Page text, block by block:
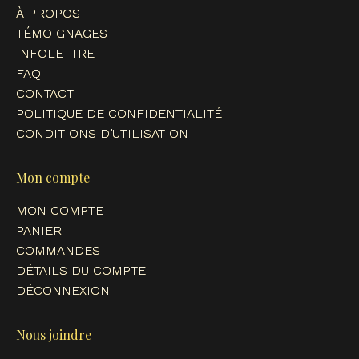
window
À PROPOS
TÉMOIGNAGES
INFOLETTRE
FAQ
CONTACT
POLITIQUE DE CONFIDENTIALITÉ
CONDITIONS D’UTILISATION
Mon compte
MON COMPTE
PANIER
COMMANDES
DÉTAILS DU COMPTE
DÉCONNEXION
Nous joindre